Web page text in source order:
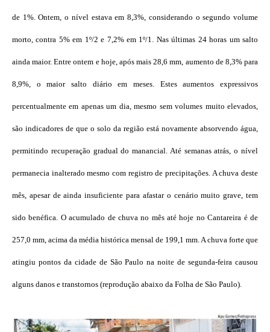
de 1%. Ontem, o nível estava em 8,3%, considerando o segundo volume
morto, contra 5% em 1º/2 e 7,2% em 1º/1. Nas últimas 24 horas um salto
ainda maior. Entre ontem e hoje, após mais 28,6 mm, aumento de 8,3% para
8,9%, o maior salto diário em meses. Estes aumentos expressivos
percentualmente em apenas um dia, mesmo sem volumes muito elevados,
são indicadores de que o solo da região está novamente absorvendo água,
permitindo recuperação gradual do manancial. Até semanas atrás, o nível
permanecia inalterado mesmo com registro de precipitações. A chuva deste
mês, apesar de ainda insuficiente para afastar o cenário muito grave, tem
sido benéfica. O acumulado de chuva no mês até hoje no Cantareira é de
257,0 mm, acima da média histórica mensal de 199,1 mm. A chuva forte que
atingiu pontos da cidade de São Paulo na noite de segunda-feira causou
alguns danos e transtornos (reprodução abaixo da Folha de São Paulo).